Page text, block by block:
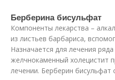
Берберина бисульфат
Компоненты лекарства –
из листьев барбариса,
Назначается для лечения
желчнокаменный холецистит
лечении. Берберин бисульфат